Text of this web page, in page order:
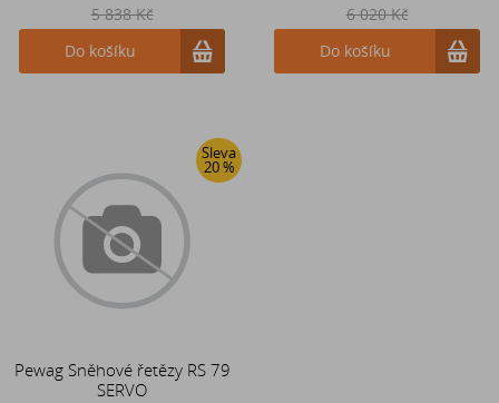
5 838 Kč
Do košíku
6 020 Kč
Do košíku
Sleva
20 %
Pewag Sněhové řetězy RS 79
SERVO